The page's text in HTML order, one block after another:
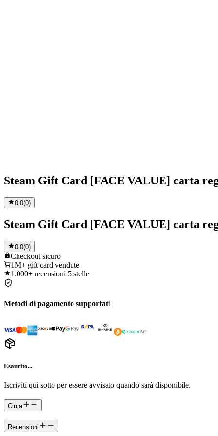
Steam Gift Card [FACE VALUE] carta
0.0(0)
Steam Gift Card [FACE VALUE] carta
0.0(0)
Checkout sicuro
1M+ gift card vendute
1.000+ recensioni 5 stelle
Metodi di pagamento supportati
Esaurito...
Iscriviti qui sotto per essere avvisato quando sarà disponibile.
Circa
Recensioni